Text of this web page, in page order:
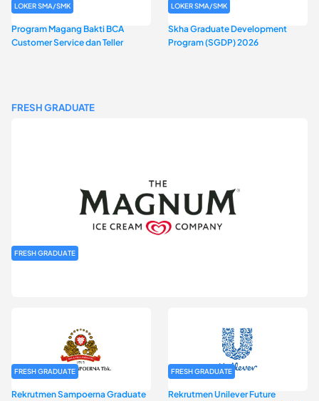
LOKER SMA/SMK
Program Magang Bakti BCA
Customer Service dan Teller
LOKER SMA/SMK
Skha Graduate Development
Program (SGDP) 2026
FRESH GRADUATE
FRESH GRADUATE
FRESH GRADUATE
Rekrutmen Sampoerna Graduate
FRESH GRADUATE
Rekrutmen Unilever Future